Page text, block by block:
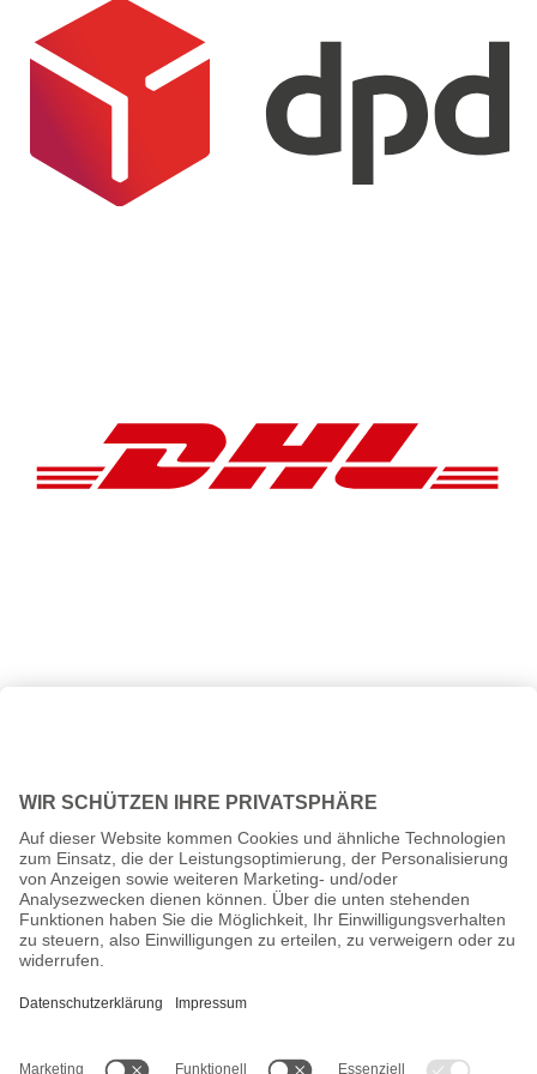
ggf. Nachnahmegebühren, wenn nicht anders angegeben.